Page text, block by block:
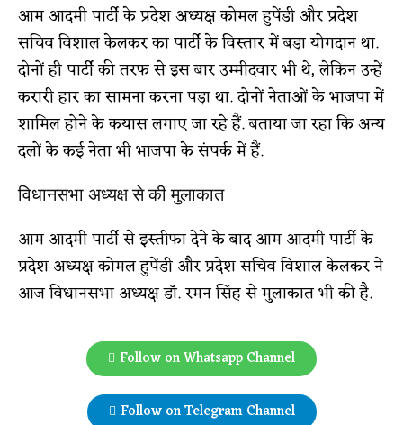
आम आदमी पार्टी के प्रदेश अध्यक्ष कोमल हुपेंडी और प्रदेश
सचिव विशाल केलकर का पार्टी के विस्तार में बड़ा योगदान था.
दोनों ही पार्टी की तरफ से इस बार उम्मीदवार भी थे, लेकिन उन्हें
करारी हार का सामना करना पड़ा था. दोनों नेताओं के भाजपा में
शामिल होने के कयास लगाए जा रहे हैं. बताया जा रहा कि अन्य
दलों के कई नेता भी भाजपा के संपर्क में हैं.
विधानसभा अध्यक्ष से की मुलाकात
आम आदमी पार्टी से इस्तीफा देने के बाद आम आदमी पार्टी के
प्रदेश अध्यक्ष कोमल हुपेंडी और प्रदेश सचिव विशाल केलकर ने
आज विधानसभा अध्यक्ष डॉ. रमन सिंह से मुलाकात भी की है.
Follow on Whatsapp Channel
Follow on Telegram Channel